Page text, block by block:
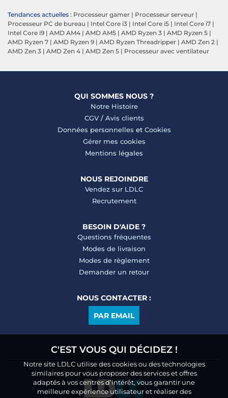
Tendances actuelles : Processeur gamer | Processeur serveur |
Processeur PC de bureau | Intel Core i3 | Intel Core i5 | Intel Core i7 |
Intel Core i9 | AMD AM4 | AMD AM5 | AMD Ryzen 3 | AMD Ryzen 5 |
AMD Ryzen 7 | AMD Ryzen 9 | AMD Ryzen Threadripper | AMD Zen 2 |
AMD Zen 3 | AMD Zen 4 | AMD Zen 5 | Processeur avec ventilateur
QUI SOMMES NOUS ?
Notre Histoire
CGV/ Avis clients
Données personnelles et Cookies
Gérer mes cookies
Mentions légales
NOUS REJOINDRE
Vendez sur LDLC
Recrutement
BESOIN D'AIDE ?
Questions fréquentes
Modes de livraison
Modes de règlement
Demander un retour
NOUS CONTACTER :
PAR EMAIL
C'EST VOUS QUI DÉCIDEZ !
Notre site LDLC utilise des cookies ou des technologies
similaires pour vous proposer des services et offres
adaptés à vos centres d’intérêt, vous garantir une
meilleure expérience utilisateur et réaliser des